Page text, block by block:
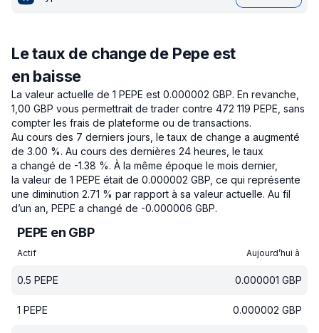
Le taux de change de Pepe est
en baisse
La valeur actuelle de 1 PEPE est 0.000002 GBP. En revanche,
1,00 GBP vous permettrait de trader contre 472 119 PEPE, sans
compter les frais de plateforme ou de transactions.
Au cours des 7 derniers jours, le taux de change a augmenté
de 3.00 %. Au cours des dernières 24 heures, le taux
a changé de -1.38 %. À la même époque le mois dernier,
la valeur de 1 PEPE était de 0.000002 GBP, ce qui représente
une diminution 2.71 % par rapport à sa valeur actuelle. Au fil
d’un an, PEPE a changé de -0.000006 GBP.
PEPE en GBP
Actif Aujourd’hui à
0.5 PEPE 0.000001 GBP
1 PEPE 0.000002 GBP